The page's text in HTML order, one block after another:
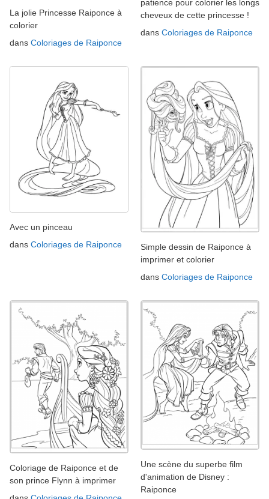
La jolie Princesse Raiponce à
colorier
dans Coloriages de Raiponce
patience pour colorier les longs
cheveux de cette princesse !
dans Coloriages de Raiponce
Avec un pinceau
dans Coloriages de Raiponce
Simple dessin de Raiponce à
imprimer et colorier
dans Coloriages de Raiponce
Coloriage de Raiponce et de
son prince Flynn à imprimer
Une scène du superbe film
d'animation de Disney :
Raiponce